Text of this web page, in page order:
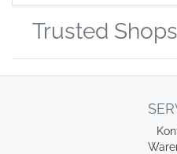
Trusted